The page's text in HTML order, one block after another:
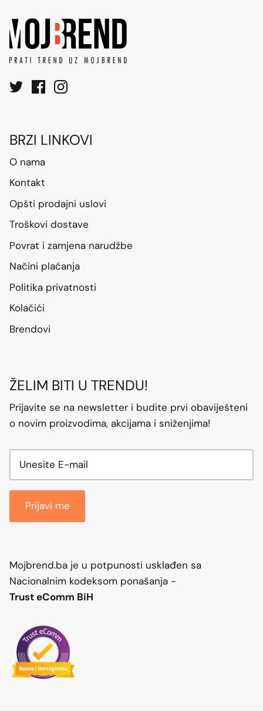
BRZI LINKOVI
O nama
Kontakt
Opšti prodajni uslovi
Troškovi dostave
Povrat i zamjena narudžbe
Načini plaćanja
Politika privatnosti
Kolačići
Brendovi
ŽELIM BITI U TRENDU!
Prijavite se na newsletter i budite prvi obaviješteni
o novim proizvodima, akcijama i sniženjima!
Prijavi me
Mojbrend.ba je u potpunosti usklađen sa
Nacionalnim kodeksom ponašanja -
Trust eComm BiH